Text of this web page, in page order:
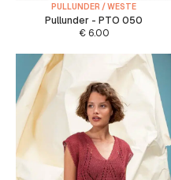
PULLUNDER / WESTE
Pullunder - PTO 050
€6.00